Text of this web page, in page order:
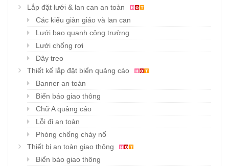
Lắp đặt lưới & lan can an toàn
Các kiểu giàn giáo và lan can
Lưới bao quanh công trường
Lưới chống rơi
Dây treo
Thiết kế lắp đặt biển quảng cáo
Banner an toàn
Biển báo giao thông
Chữ A quảng cáo
Lỗi đi an toàn
Phòng chống cháy nổ
Thiết bị an toàn giao thông
Biển báo giao thông